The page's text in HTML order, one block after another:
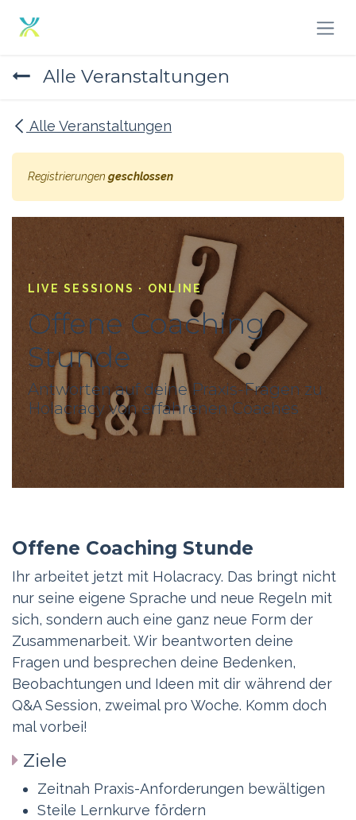
Alle Veranstaltungen
Alle Veranstaltungen
Registrierungen geschlossen
LIVE SESSIONS · ONLINE
Offene Coaching
Stunde
Antworten auf deine Praxis-Fragen zu
Holacracy von erfahrenen Coaches
Offene Coaching Stunde
Ihr arbeitet jetzt mit Holacracy. Das bringt nicht
nur seine eigene Sprache und neue Regeln mit
sich, sondern auch eine ganz neue Form der
Zusammenarbeit. Wir beantworten deine
Fragen und besprechen deine Bedenken,
Beobachtungen und Ideen mit dir während der
Q&A Session, zweimal pro Woche. Komm doch
mal vorbei!
Ziele
Zeitnah Praxis-Anforderungen bewältigen
Steile Lernkurve fördern